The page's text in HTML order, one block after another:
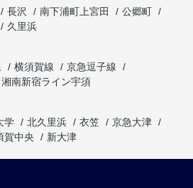
長沢 南下浦町上宮田
公郷町
久里浜
横須賀線
京急逗子線
湘南新宿ライン宇須
学 北久里浜 衣笠
京急大津
賀中央 新大津